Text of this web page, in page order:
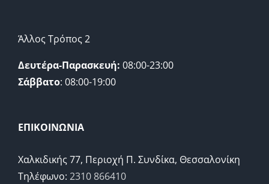
Άλλος Τρόπος 2
Δευτέρα-Παρασκευή: 08:00-23:00
Σάββατο: 08:00-19:00
ΕΠΙΚΟΙΝΩΝΙΑ
Χαλκιδικής 77, Περιοχή Π. Συνδίκα, Θεσσαλονίκη
Τηλέφωνο: 2310 866410